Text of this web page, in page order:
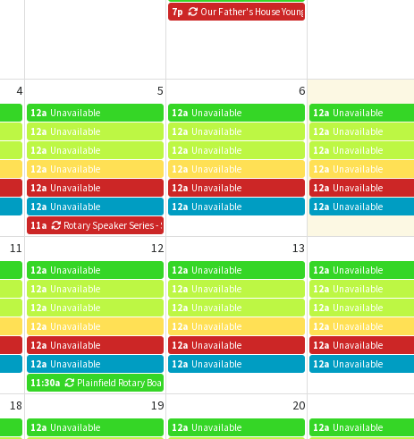
7p
Our Father's House Young Adults Group
4 5 6
12a Unavailable 12a Unavailable 12a Unavailable
12a Unavailable 12a Unavailable 12a Unavailable
12a Unavailable 12a Unavailable 12a Unavailable
12a Unavailable 12a Unavailable 12a Unavailable
12a Unavailable 12a Unavailable 12a Unavailable
12a Unavailable 12a Unavailable 12a Unavailable
11a
Rotary Speaker Series - See Events for Details
11 12 13
12a Unavailable 12a Unavailable 12a Unavailable
12a Unavailable 12a Unavailable 12a Unavailable
12a Unavailable 12a Unavailable 12a Unavailable
12a Unavailable 12a Unavailable 12a Unavailable
12a Unavailable 12a Unavailable 12a Unavailable
12a Unavailable 12a Unavailable 12a Unavailable
11:30a Plainfield Rotary Board Meeting
18 19 20
12a Unavailable 12a Unavailable 12a Unavailable